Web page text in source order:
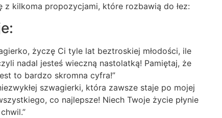
z kilkoma propozycjami, które rozbawią do łez:
życzę Ci tyle lat beztroskiej młodości, ile
nadal jesteś wieczną nastolatką! Pamiętaj, że
to bardzo skromna cyfra!”
szwagierki, która zawsze staje po mojej
co najlepsze! Niech Twoje życie płynie